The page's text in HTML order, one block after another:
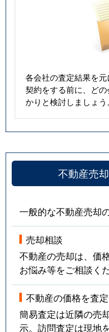
各会社の査定結果を元
契約をする前に、ど
かりと検討しましょう
不動産売
一般的な不動産売却
売却相談
不動産の売却は、価
お悩み等をご相談く
不動産の価格を査定
簡易査定は近隣の売
示。訪問査定は現地